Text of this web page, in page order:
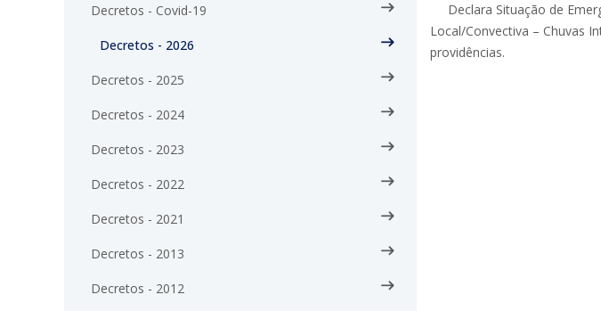
Decretos - Covid-19
Decretos - 2026
Decretos - 2025
Decretos - 2024
Decretos - 2023
Decretos - 2022
Decretos - 2021
Decretos - 2013
Decretos - 2012
Declara Situação de
Local/Convectiva – Chuvas
providências.